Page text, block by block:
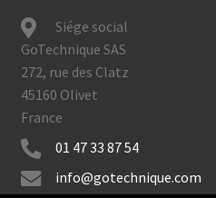
Siége social
GoTechnique SAS
272, rue des Clatz
45160 Olivet
France
01 47 33 87 54
info@gotechnique.com